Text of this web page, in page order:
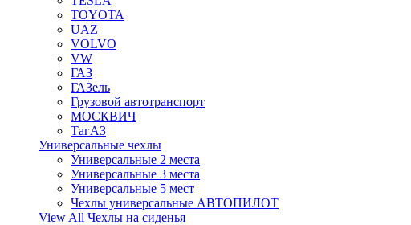
TOYOTA
UAZ
VOLVO
VW
ГАЗ
ГАЗель
Грузовой автотранспорт
МОСКВИЧ
ТагАЗ
Универсальные чехлы
Универсальные 2 места
Универсальные 3 места
Универсальные 5 мест
Чехлы универсальные АВТОПИЛОТ
View All Чехлы на сиденья